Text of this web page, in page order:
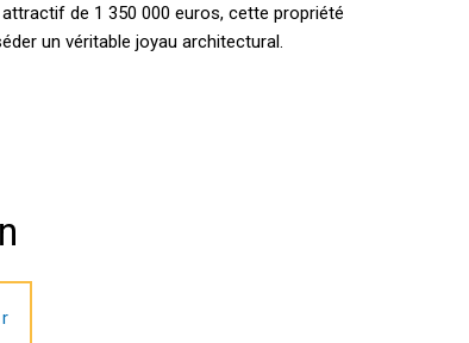
de 1 350 000 euros, cette propriété